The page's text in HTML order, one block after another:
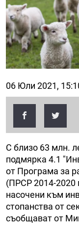
06 Юли 2021,
С близо 63 млн.
подмярка 4.1
от Програма за
(ПРСР 2014-2020
насочени към
стопанства от
съобщават от